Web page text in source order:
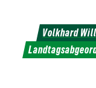
Inhalt
Volkhard